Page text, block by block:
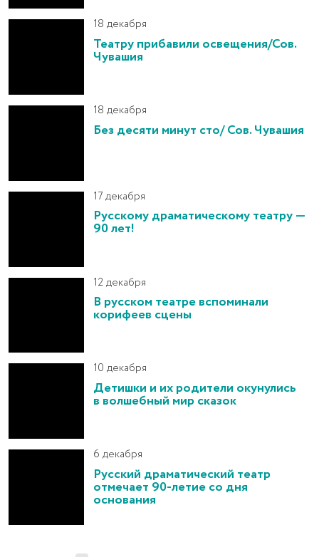
18 декабря
Театру прибавили освещения/Сов.
Чувашия
18 декабря
Без десяти минут сто/ Сов. Чувашия
17 декабря
Русскому драматическому театру —
90 лет!
12 декабря
В русском театре вспоминали
корифеев сцены
10 декабря
Детишки и их родители окунулись
в волшебный мир сказок
6 декабря
Русский драматический театр
отмечает 90-летие со дня
основания